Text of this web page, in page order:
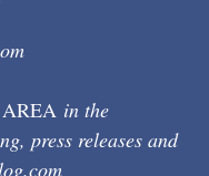
AREA in the
press releases and